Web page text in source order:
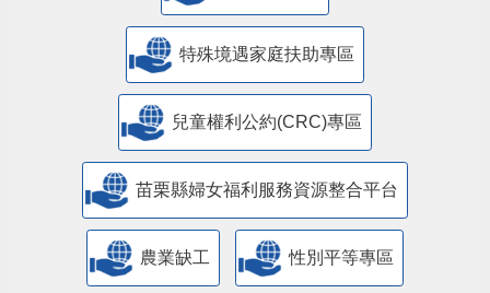
特殊境遇家庭扶助專區
兒童權利公約(CRC)專區
苗栗縣婦女福利服務資源整合平台
農業缺工 性別平等專區